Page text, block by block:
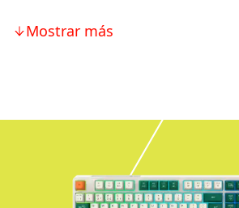
Mostrar más